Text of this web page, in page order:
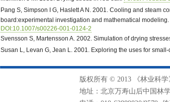
Pang S, Simpson I G, Haslett A N. 2001. Cooling and steam
board:experimental investigation and mathematical
DOI:10.1007/s00226-001-0124-2
Svensson S, Martensson A. 2002. Simulation of drying
Susan L, Levan G, Jean L. 2001. Exploring the uses for